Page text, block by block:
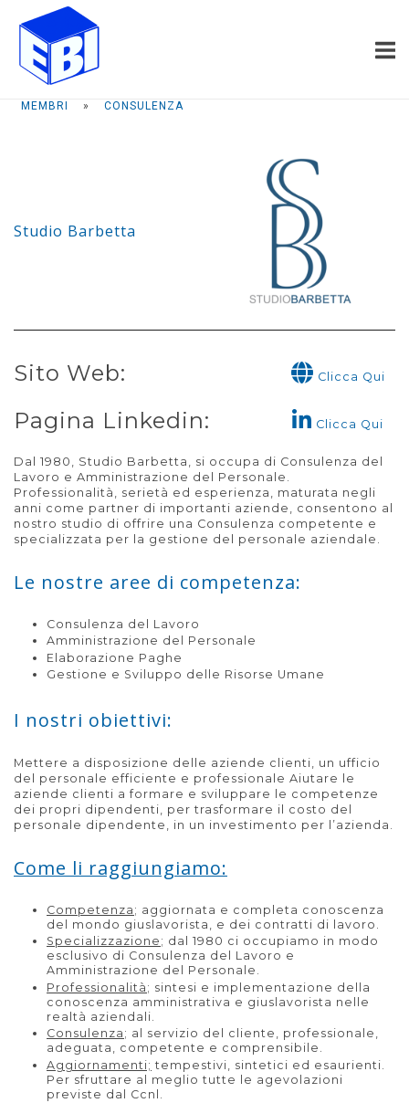
Passa
contenuto
Home
MEMBRI » CONSULENZA
Studio Barbetta
Sito Web: Clicca Qui
Pagina Linkedin: Clicca Qui
Dal 1980, Studio Barbetta, si occupa di Consulenza del
Lavoro e Amministrazione del Personale.
Professionalità, serietà ed esperienza, maturata negli
anni come partner di importanti aziende, consentono al
nostro studio di offrire una Consulenza competente e
specializzata per la gestione del personale aziendale.
Le nostre aree di competenza:
Consulenza del Lavoro
Amministrazione del Personale
Elaborazione Paghe
Gestione e Sviluppo delle Risorse Umane
I nostri obiettivi:
Mettere a disposizione delle aziende clienti, un ufficio
del personale efficiente e professionale Aiutare le
aziende clienti a formare e sviluppare le competenze
dei propri dipendenti, per trasformare il costo del
personale dipendente, in un investimento per l’azienda.
Come li raggiungiamo:
Competenza ; aggiornata e completa conoscenza
del mondo giuslavorista, e dei contratti di lavoro.
Specializzazione ; dal 1980 ci occupiamo in modo
esclusivo di Consulenza del Lavoro e
Amministrazione del Personale.
Professionalità ; sintesi e implementazione della
conoscenza amministrativa e giuslavorista nelle
realtà aziendali.
Consulenza ; al servizio del cliente, professionale,
adeguata, competente e comprensibile.
Aggiornamenti; tempestivi, sintetici ed esaurienti.
Per sfruttare al meglio tutte le agevolazioni
previste dal Ccnl.